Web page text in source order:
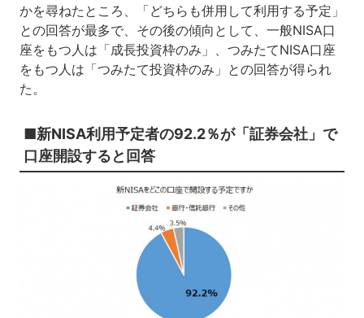
かを尋ねたところ、「どちらも併用して利用する予定」
との回答が最多で、その後の傾向として、一般NISA口
座をもつ人は「成長投資枠のみ」、つみたてNISA口座
をもつ人は「つみたて投資枠のみ」との回答が得られ
た。
■新NISA利用予定者の92.2％が「証券会社」で
口座開設すると回答